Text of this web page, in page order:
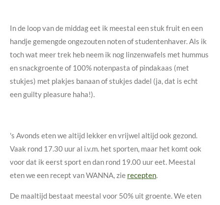
In de loop van de middag eet ik meestal een stuk fruit en een
handje gemengde ongezouten noten of studentenhaver. Als ik
toch wat meer trek heb neem ik nog linzenwafels met hummus
en snackgroente of 100% notenpasta of pindakaas (met
stukjes) met plakjes banaan of stukjes dadel (ja, dat is echt
een guilty pleasure haha!).
's Avonds eten we altijd lekker en vrijwel altijd ook gezond.
Vaak rond 17.30 uur al i.v.m. het sporten, maar het komt ook
voor dat ik eerst sport en dan rond 19.00 uur eet. Meestal
eten we een recept van WANNA, zie recepten.
De maaltijd bestaat meestal voor 50% uit groente. We eten